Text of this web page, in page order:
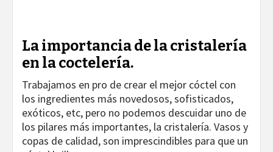
La importancia de la cristalería
en la coctelería.
Trabajamos en pro de crear el mejor cóctel con
los ingredientes más novedosos, sofisticados,
exóticos, etc, pero no podemos descuidar uno de
los pilares más importantes, la cristalería. Vasos y
copas de calidad, son imprescindibles para que un